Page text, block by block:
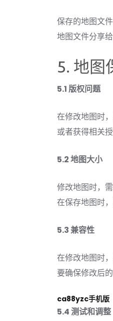
保存的地图文
地图文件分享
5. 地图
5.1 版权问题
在修改地图时
或者获得相关
5.2 地图大小
修改地图时，
在保存地图时
5.3 兼容性
在修改地图时
要确保修改后
ca88yzc手机版
5.4 测试和调整